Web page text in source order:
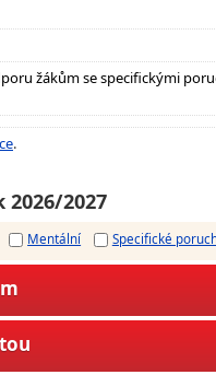
žákům se specifickými
.
2027
Mentální Specifické